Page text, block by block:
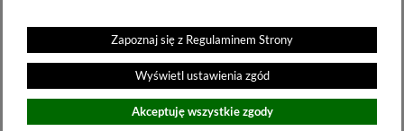
Zapoznaj się z Regulaminem Strony
Wyświetl ustawienia zgód
Akceptuję wszystkie zgody
Formularz internetowy jest chroniony narzędziem
wykrywającym działania nieporządane (spam). Więcej
informacji o narzędzie po wybraniu linku "Ustawienia
zgód" znajdującego się w stopce strony.